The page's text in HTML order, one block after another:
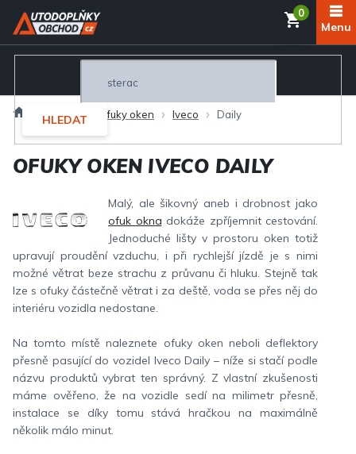
Přejít
obsah
HLEDAT
Exteriér Ofuky oken Iveco Daily
OFUKY OKEN IVECO DAILY
Malý, ale šikovný aneb i drobnost jako
ofuk okna dokáže zpříjemnit cestování.
Jednoduché lišty v prostoru oken totiž
upravují proudění vzduchu, i při rychlejší jízdě je s nimi
možné větrat beze strachu z průvanu či hluku. Stejně tak
lze s ofuky částečně větrat i za deště, voda se přes něj do
interiéru vozidla nedostane.
Na tomto místě naleznete ofuky oken neboli deflektory
přesně pasující do vozidel Iveco Daily – níže si stačí podle
názvu produktů vybrat ten správný. Z vlastní zkušenosti
máme ověřeno, že na vozidle sedí na milimetr přesně,
instalace se díky tomu stává hračkou na maximálně
několik málo minut.